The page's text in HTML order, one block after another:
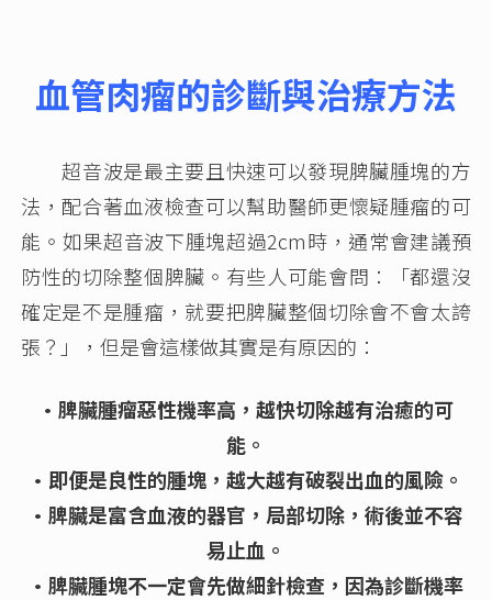
血管肉瘤的診斷與治療方法
超音波是最主要且快速可以發現脾臟腫塊的方
法，配合著血液檢查可以幫助醫師更懷疑腫瘤的可
能。如果超音波下腫塊超過2cm時，通常會建議預
防性的切除整個脾臟。有些人可能會問：「都還沒
確定是不是腫瘤，就要把脾臟整個切除會不會太誇
張？」，但是會這樣做其實是有原因的：
•脾臟腫瘤惡性機率高，越快切除越有治癒的可
能。
•即便是良性的腫塊，越大越有破裂出血的風險。
•脾臟是富含血液的器官，局部切除，術後並不容
易止血。
•脾臟腫塊不一定會先做細針檢查，因為診斷機率